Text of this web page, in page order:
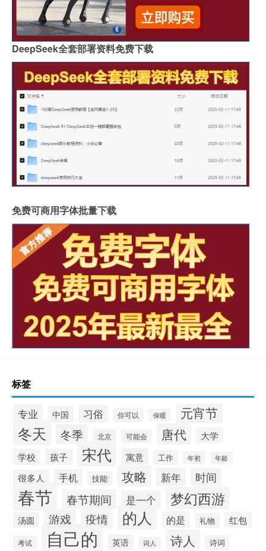
DeepSeek全套部署资料免费下载
免费可商用字体批量下载
标签
专业 中国 习俗 你可以 保暖 元宵节
冬天 冬季 北京 可能会 唐代
大学
学校
孩子 宋代 寓意 工作 年初 年龄
很多人 手机 技能 攻略 新年 时间
春节 春节期间 是一个 梦幻西游
汤圆 游戏 疫情 的人 的是 礼物 红包
考试 自己的 英语 词人 诗人 诗词